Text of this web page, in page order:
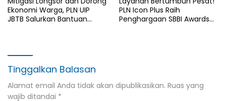
Ekonomi Warga, PLN UIP
JBTB Salurkan Bantuan
PLN Icon Plus Raih
Penghargaan SBBI Awards
Tinggalkan Balasan
Alamat email Anda tidak akan dipublikasikan. Ruas yang
wajib ditandai *